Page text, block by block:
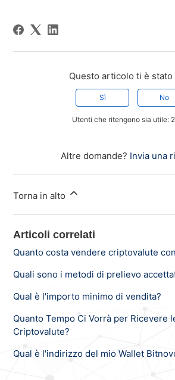
Questo articolo ti è stato
Sì No
Utenti che ritengono sia utile:
Altre domande? Invia una
Torna in alto
Articoli correlati
Quanto costa vendere criptovalute
Quali sono i metodi di prelievo
Qual è l'importo minimo di vendita?
Quanto Tempo Ci Vorrà per Ricevere
Criptovalute?
Qual è l'indirizzo del mio Wallet